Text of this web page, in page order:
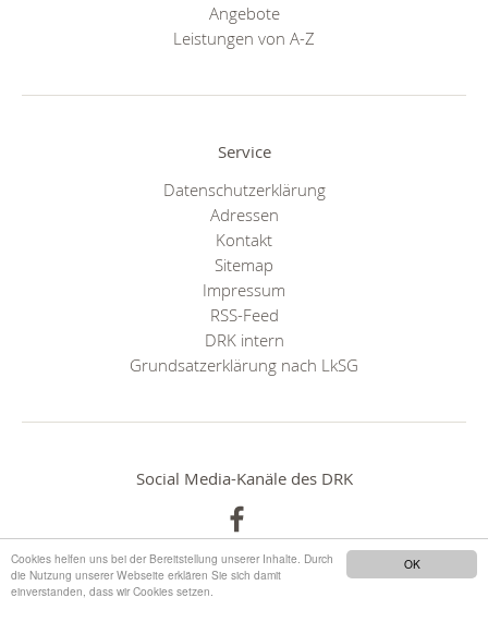
OK
Cookies helfen uns bei der Bereitstellung unserer Inhalte. Durch
die Nutzung unserer Webseite erklären Sie sich damit
einverstanden, dass wir Cookies setzen.
Angebote
Leistungen von A-Z
Service
Datenschutzerklärung
Adressen
Kontakt
Sitemap
Impressum
RSS-Feed
DRK intern
Grundsatzerklärung nach LkSG
Social Media-Kanäle des DRK